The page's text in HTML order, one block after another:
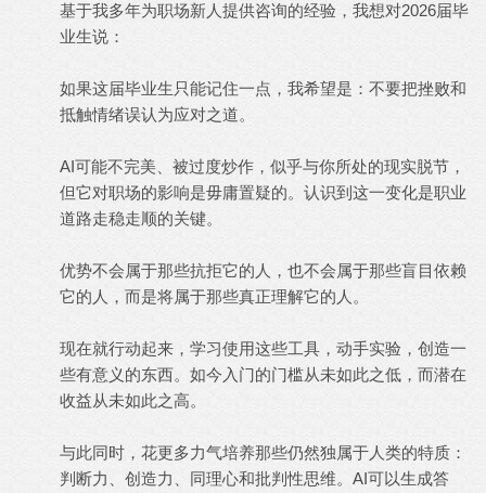
基于我多年为职场新人提供咨询的经验，我想对2026届毕
业生说：
如果这届毕业生只能记住一点，我希望是：不要把挫败和
抵触情绪误认为应对之道。
AI可能不完美、被过度炒作，似乎与你所处的现实脱节，
但它对职场的影响是毋庸置疑的。认识到这一变化是职业
道路走稳走顺的关键。
优势不会属于那些抗拒它的人，也不会属于那些盲目依赖
它的人，而是将属于那些真正理解它的人。
现在就行动起来，学习使用这些工具，动手实验，创造一
些有意义的东西。如今入门的门槛从未如此之低，而潜在
收益从未如此之高。
与此同时，花更多力气培养那些仍然独属于人类的特质：
判断力、创造力、同理心和批判性思维。AI可以生成答